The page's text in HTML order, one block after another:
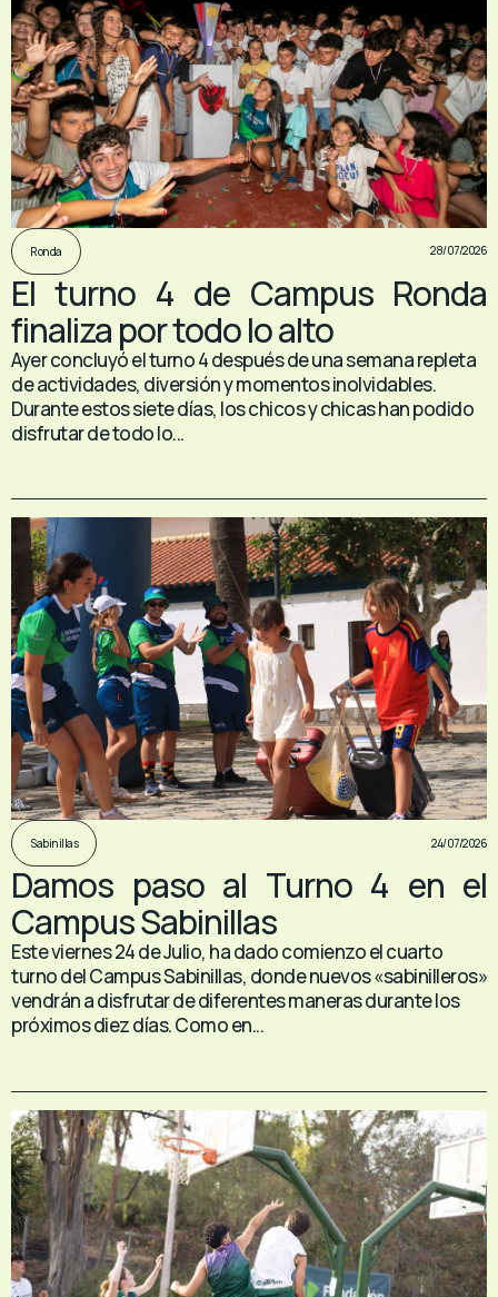
Ronda 28/07/2026
El turno 4 de Campus Ronda
finaliza por todo lo alto
Ayer concluyó el turno 4 después de una semana repleta
de actividades, diversión y momentos inolvidables.
Durante estos siete días, los chicos y chicas han podido
disfrutar de todo lo...
Sabinillas 24/07/2026
Damos paso al Turno 4 en el
Campus Sabinillas
Este viernes 24 de Julio, ha dado comienzo el cuarto
turno del Campus Sabinillas, donde nuevos «sabinilleros»
vendrán a disfrutar de diferentes maneras durante los
próximos diez días. Como en...